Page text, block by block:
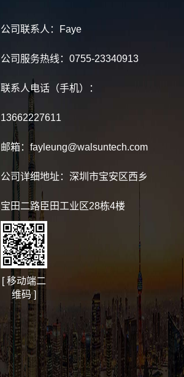
公司联系人：Faye
公司服务热线：0755-23340913
联系人电话（手机）：
13662227611
邮箱：fayleung@walsuntech.com
公司详细地址：深圳市宝安区西乡
宝田二路臣田工业区28栋4楼
[ 移动端二
维码 ]